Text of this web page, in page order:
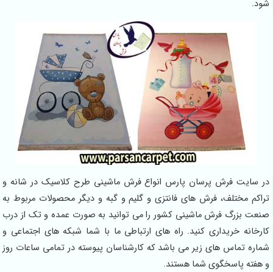
شود.
در سایت فرش پرسان پارس انواع فرش ماشینی طرح کلاسیک در شانه و
تراکم مختلف، فرش های فانتزی و گلیم و گبه و دیگر محصولات مربوط به
صنعت بزرگ فرش ماشینی کشور را می توانید به صورت عمده و تک از درب
کارخانه خریداری کنید. راه های ارتباطی ما با شما شبکه های اجتماعی و
شماره تماس های زیر می باشد که کارشناسان پیوسته در تمامی ساعات روز
و هفته پاسخگوی شما هستند.